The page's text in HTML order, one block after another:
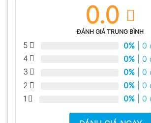
0.0
ĐÁNH GIÁ TRUNG BÌNH
5 0% | 0
4
0% | 0
3
0% | 0
2
0% | 0
1
0% | 0